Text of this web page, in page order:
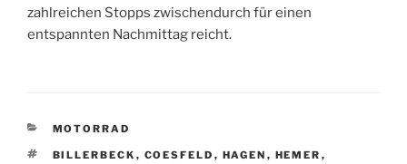
zahlreichen Stopps zwischendurch für einen
entspannten Nachmittag reicht.
KATEGORIEN
MOTORRAD
SCHLAGWÖRTER
BILLERBECK , COESFELD , HAGEN , HEMER ,